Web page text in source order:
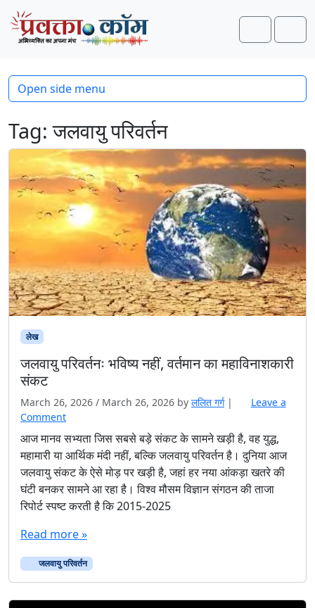
Skip to content
Skip to footer
Search
Tag:जलवायु परिवर्तन
लेख
जलवायु परिवर्तनः भविष्य नहीं, वर्तमान का महाविनाशकारी
संकट
March 26, 2026 / March 26, 2026 by ललित गर्ग |
Leave a
Comment
आज मानव सभ्यता जिस सबसे बड़े संकट के सामने खड़ी है, वह युद्ध,
महामारी या आर्थिक मंदी नहीं, बल्कि जलवायु परिवर्तन है। दुनिया आज
जलवायु संकट के ऐसे मोड़ पर खड़ी है, जहां हर नया आंकड़ा खतरे की
घंटी बनकर सामने आ रहा है। विश्व मौसम विज्ञान संगठन की ताजा
रिपोर्ट स्पष्ट करती है कि 2015-2025
Read more »
जलवायु परिवर्तन
Open side menu